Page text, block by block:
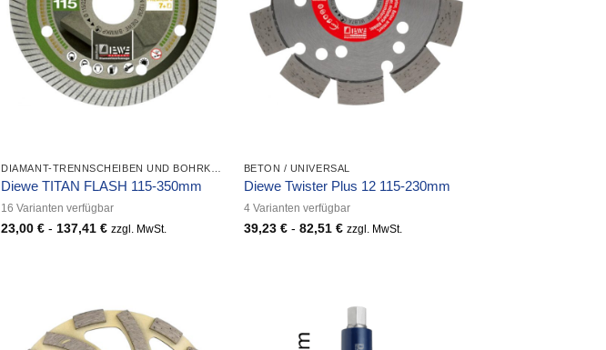
Diewe TITAN FLASH 115-350mm
16 Varianten verfügbar
23,00€ - 137,41€ zzgl. MwSt.
BETON / UNIVERSAL
Diewe Twister Plus 12 115-230mm
4 Varianten verfügbar
39,23 €- 82,51 € zzgl. MwSt.